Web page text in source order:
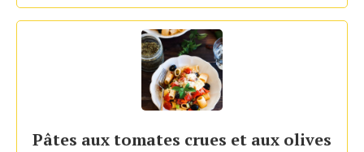
Pâtes aux tomates crues et aux olives